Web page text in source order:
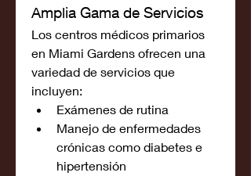
Amplia Gama de Servicios
Los centros médicos primarios
en Miami Gardens ofrecen una
variedad de servicios que
incluyen:
Exámenes de rutina
Manejo de enfermedades
crónicas como diabetes e
hipertensión